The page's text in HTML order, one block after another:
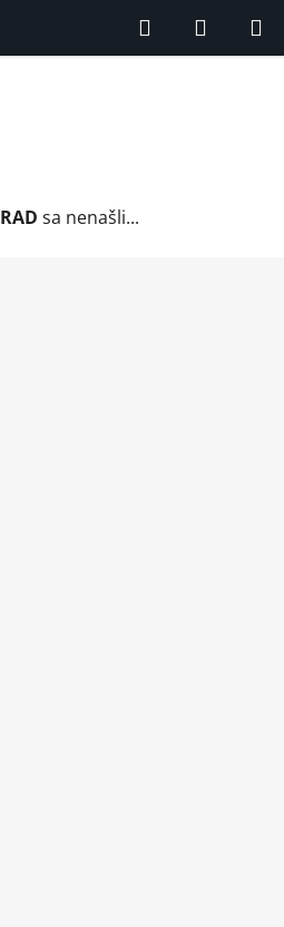
Hľadať
KOŠÍK
RAD sa nenašli...